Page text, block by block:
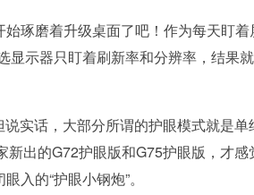
琢磨着升级桌面了吧！作为每天盯
显示器只盯着刷新率和分辨率，结果
说实话，大部分所谓的护眼模式就是
新出的G72护眼版和G75护眼版，才
入的“护眼小钢炮”。